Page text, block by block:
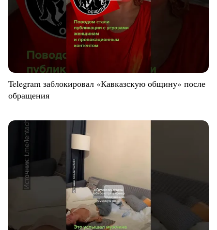
Telegram заблокировал «Кавказскую общину» после
обращения